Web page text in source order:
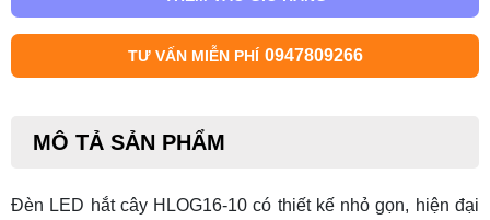
TƯ VẤN MIỄN PHÍ 0947809266
MÔ TẢ SẢN PHẨM
Đèn LED hắt cây HLOG16-10 có thiết kế nhỏ gọn, hiện đại